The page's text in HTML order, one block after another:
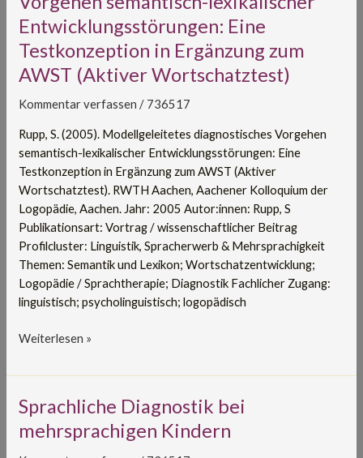
Entwicklungsstörungen: Eine
Testkonzeption in Ergänzung zum
AWST (Aktiver Wortschatztest)
Kommentar verfassen / 736517
Rupp, S. (2005). Modellgeleitetes diagnostisches Vorgehen
semantisch-lexikalischer Entwicklungsstörungen: Eine
Testkonzeption in Ergänzung zum AWST (Aktiver
Wortschatztest). RWTH Aachen, Aachener Kolloquium der
Logopädie, Aachen. Jahr: 2005 Autor:innen: Rupp, S
Publikationsart: Vortrag / wissenschaftlicher Beitrag
Profilcluster: Linguistik, Spracherwerb & Mehrsprachigkeit
Themen: Semantik und Lexikon; Wortschatzentwicklung;
Logopädie / Sprachtherapie; Diagnostik Fachlicher Zugang:
linguistisch; psycholinguistisch; logopädisch
Vorgehen
semantisch-
lexikalischer
Entwicklungsstörungen:
Eine
Testkonzeption
Ergänzung
zum
AWST
(Aktiver
Wortschatztest)
Weiterlesen »
Sprachliche Diagnostik bei
mehrsprachigen Kindern
Sprachliche
Diagnostik
bei